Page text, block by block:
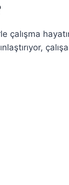
çalışma